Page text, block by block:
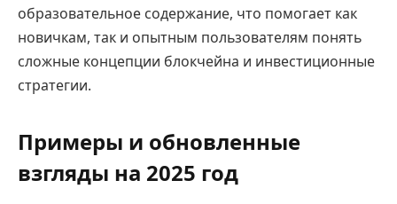
образовательное содержание, что помогает как
новичкам, так и опытным пользователям понять
сложные концепции блокчейна и инвестиционные
стратегии.
Примеры и обновленные
взгляды на 2025 год